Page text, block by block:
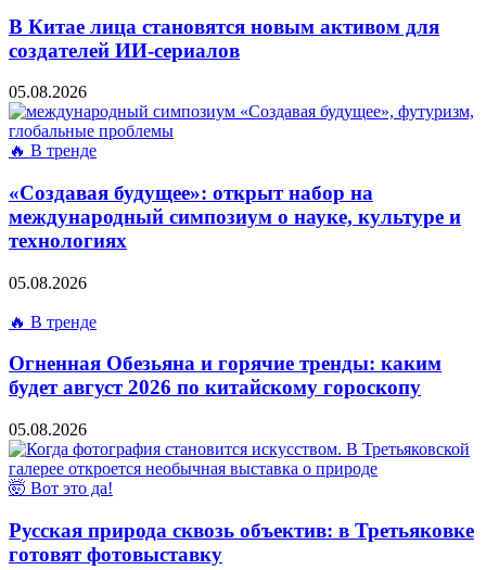
В Китае лица становятся новым активом для
создателей ИИ-сериалов
05.08.2026
🔥 В тренде
«Создавая будущее»: открыт набор на
международный симпозиум о науке, культуре и
технологиях
05.08.2026
🔥 В тренде
Огненная Обезьяна и горячие тренды: каким
будет август 2026 по китайскому гороскопу
05.08.2026
🤯 Вот это да!
Русская природа сквозь объектив: в Третьяковке
готовят фотовыставку